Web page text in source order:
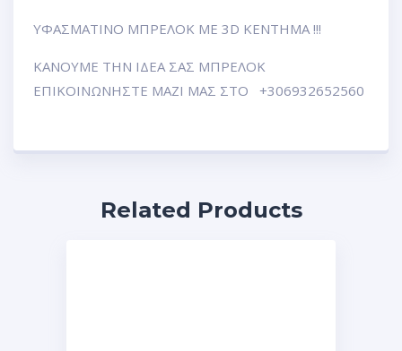
ΥΦΑΣΜΑΤΙΝΟ ΜΠΡΕΛΟΚ ΜΕ 3D ΚΕΝΤΗΜΑ !!!
ΚΑΝΟΥΜΕ ΤΗΝ ΙΔΕΑ ΣΑΣ ΜΠΡΕΛΟΚ
ΕΠΙΚΟΙΝΩΝΗΣΤΕ ΜΑΖΙ ΜΑΣ ΣΤΟ +306932652560
Related Products